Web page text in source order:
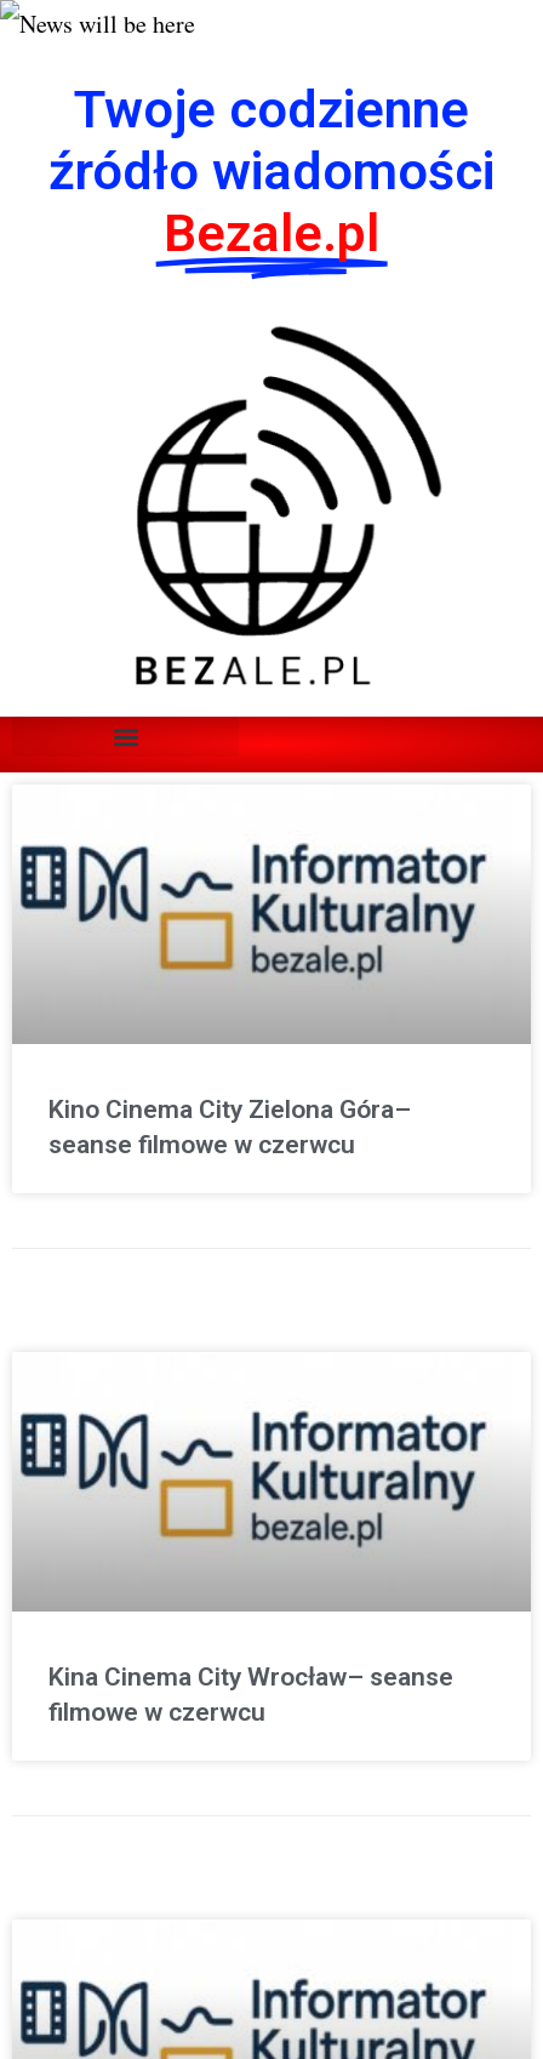
Twoje codzienne
źródło wiadomości
Bezale.pl
Kino Cinema City Zielona Góra–
seanse filmowe w czerwcu
Kina Cinema City Wrocław– seanse
filmowe w czerwcu